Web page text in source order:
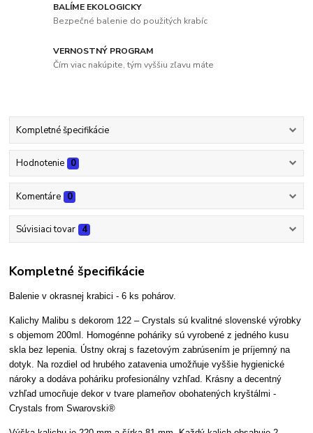
BALÍME EKOLOGICKY
Bezpečné balenie do použitých krabíc
VERNOSTNÝ PROGRAM
Čím viac nakúpite, tým vyššiu zľavu máte
Kompletné špecifikácie
Hodnotenie 0
Komentáre 0
Súvisiaci tovar 4
Kompletné špecifikácie
Balenie v okrasnej krabici - 6 ks pohárov.
Kalichy Malibu s dekorom 122 – Crystalssú kvalitné slovenské výrobky
s objemom 200ml. Homogénne poháriky sú vyrobené z jedného kusu
skla bez lepenia. Ústny okraj s fazetovým zabrúsením je príjemný na
dotyk. Na rozdiel od hrubého zatavenia umožňuje vyššie hygienické
nároky a dodáva poháriku profesionálny vzhľad. Krásny a decentný
vzhľad umocňuje dekor v tvare plameňov obohatených kryštálmi -
Crystals from Swarovski®